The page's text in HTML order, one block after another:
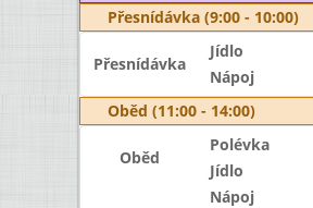
Přesnídávka (9:00 - 10:00)
Přesnídávka
Jídlo
Nápoj
Oběd (11:00 - 14:00)
Oběd
Polévka
Jídlo
Nápoj